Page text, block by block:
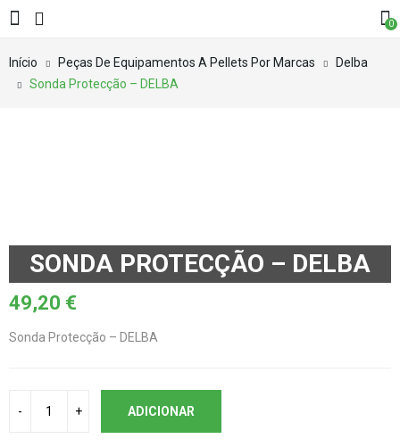
0
Início Peças De Equipamentos A Pellets Por Marcas
Delba
Sonda Protecção – DELBA
SONDA PROTECÇÃO – DELBA
49,20 €
Sonda Protecção – DELBA
ADICIONAR